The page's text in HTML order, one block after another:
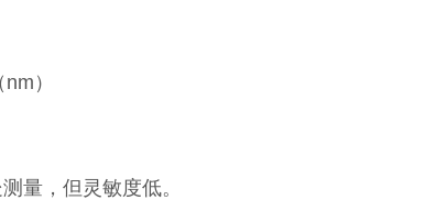
）
量，但灵敏度低。